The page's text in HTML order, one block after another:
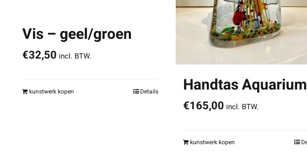
Vis – geel/groen
€32,50 incl. BTW.
kunstwerk kopen Details Handtas Aquarium
€165,00 incl. BTW.
kunstwerk kopen